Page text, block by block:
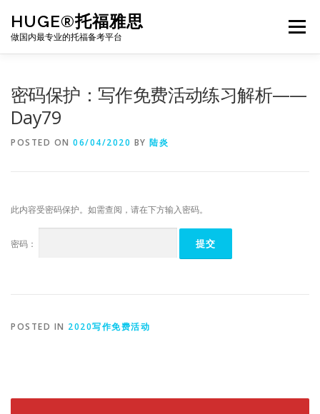
content
HUGE®托福雅思
做国内最专业的托福备考平台
Menu
密码保护：写作免费活动练习解析——
Day79
POSTED ON 06/04/2020 BY 陆炎
此内容受密码保护。如需查阅，请在下方输入密码。
密码：
POSTED IN 2020写作免费活动